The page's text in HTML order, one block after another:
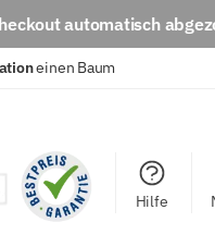
automatisch
einen Baum
Hilfe